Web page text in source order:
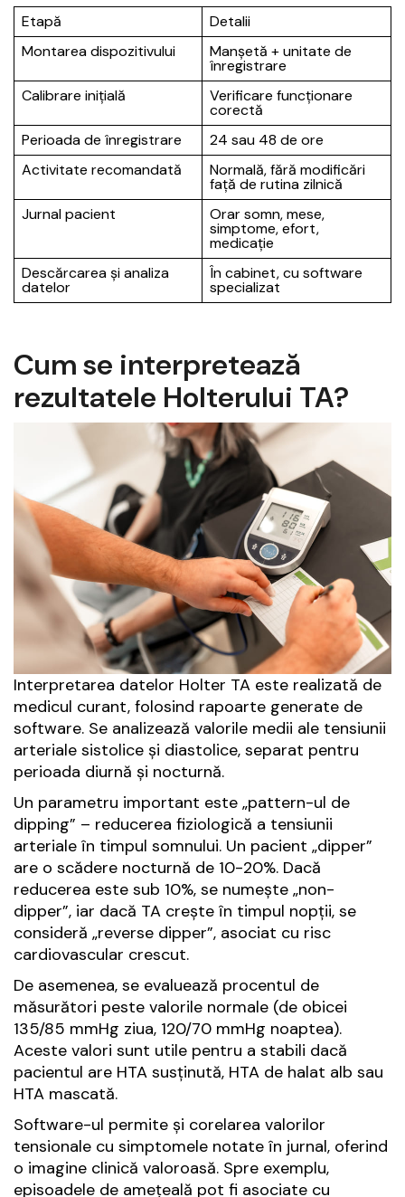
Etapă
Detalii
Montarea dispozitivului
Manșetă + unitate de
înregistrare
Calibrare inițială
Verificare funcționare
corectă
Perioada de înregistrare
24 sau 48 de ore
Activitate recomandată
Normală, fără modificări
față de rutina zilnică
Jurnal pacient
Orar somn, mese,
simptome, efort,
medicație
Descărcarea și analiza
datelor
În cabinet, cu software
specializat
Cum se interpretează
rezultatele Holterului TA?
Interpretarea datelor Holter TA este realizată de
medicul curant, folosind rapoarte generate de
software. Se analizează valorile medii ale tensiunii
arteriale sistolice și diastolice, separat pentru
perioada diurnă și nocturnă.
Un parametru important este „pattern-ul de
dipping” – reducerea fiziologică a tensiunii
arteriale în timpul somnului. Un pacient „dipper”
are o scădere nocturnă de 10-20%. Dacă
reducerea este sub 10%, se numește „non-
dipper”, iar dacă TA crește în timpul nopții, se
consideră „reverse dipper”, asociat cu risc
cardiovascular crescut.
De asemenea, se evaluează procentul de
măsurători peste valorile normale (de obicei
135/85 mmHg ziua, 120/70 mmHg noaptea).
Aceste valori sunt utile pentru a stabili dacă
pacientul are HTA susținută, HTA de halat alb sau
HTA mascată.
Software-ul permite și corelarea valorilor
tensionale cu simptomele notate în jurnal, oferind
o imagine clinică valoroasă. Spre exemplu,
episoadele de amețeală pot fi asociate cu